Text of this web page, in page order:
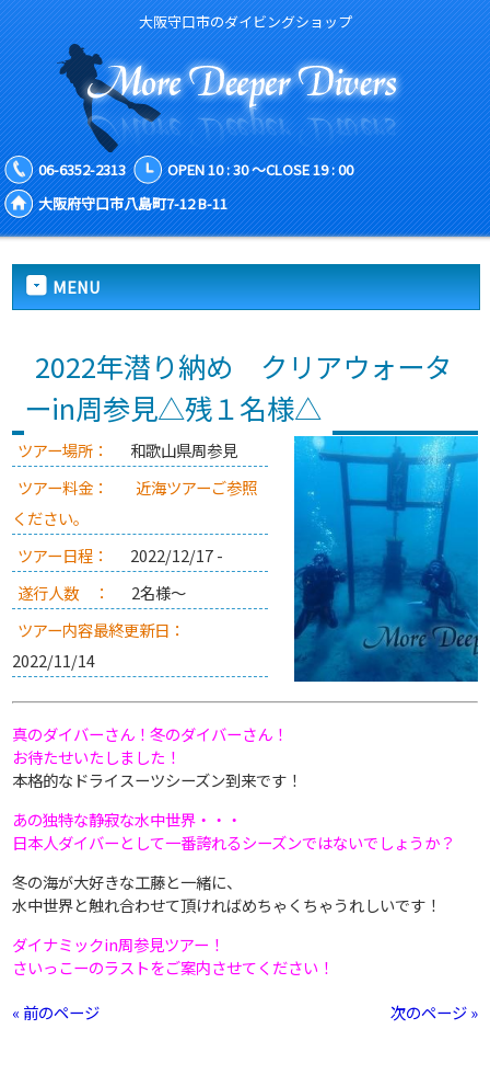
大阪守口市のダイビングショップ
06-6352-2313
OPEN 10 : 30 ～CLOSE 19 : 00
大阪府守口市八島町7-12 B-11
MENU
2022年潜り納め クリアウォータ
ーin周参見△残１名様△
ツアー場所：
和歌山県周参見
ツアー料金：
近海ツアーご参照
ください。
ツアー日程：
2022/12/17 -
遂行人数 ：
2名様～
ツアー内容最終更新日：
2022/11/14
真のダイバーさん！冬のダイバーさん！
お待たせいたしました！
本格的なドライスーツシーズン到来です！
あの独特な静寂な水中世界・・・
日本人ダイバーとして一番誇れるシーズンではないでしょうか？
冬の海が大好きな工藤と一緒に、
水中世界と触れ合わせて頂ければめちゃくちゃうれしいです！
ダイナミックin周参見ツアー！
さいっこーのラストをご案内させてください！
« 前のページ
次のページ »